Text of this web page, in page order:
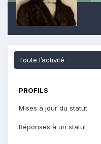
Toute l’activité
PROFILS
Mises à jour du statut
Réponses à un statut